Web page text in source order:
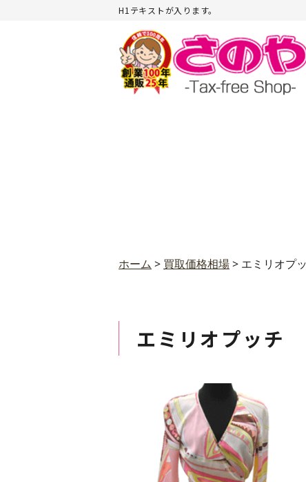
H1テキストが入ります。
ホーム > 買取価格相場> エミリオプ
エミリオプッチ